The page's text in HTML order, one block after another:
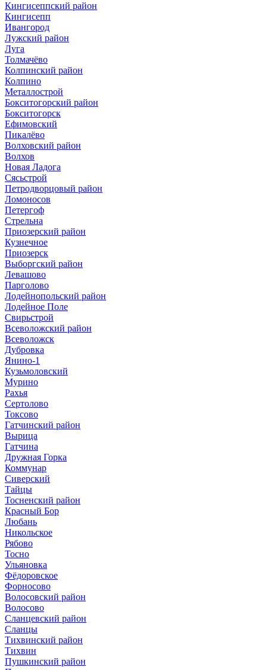
Кингисеппский район
Кингисепп
Ивангород
Лужский район
Луга
Толмачёво
Колпинский район
Колпино
Металлострой
Бокситогорский район
Бокситогорск
Ефимовский
Пикалёво
Волховский район
Волхов
Новая Ладога
Сясьстрой
Петродворцовый район
Ломоносов
Петергоф
Стрельна
Приозерский район
Кузнечное
Приозерск
Выборгский район
Левашово
Парголово
Лодейнопольский район
Лодейное Поле
Свирьстрой
Всеволожский район
Всеволожск
Дубровка
Янино-1
Кузьмоловский
Мурино
Рахья
Сертолово
Токсово
Гатчинский район
Вырица
Гатчина
Дружная Горка
Коммунар
Сиверский
Тайцы
Тосненский район
Красный Бор
Любань
Никольское
Рябово
Тосно
Ульяновка
Фёдоровское
Форносово
Волосовский район
Волосово
Сланцевский район
Сланцы
Тихвинский район
Тихвин
Пушкинский район